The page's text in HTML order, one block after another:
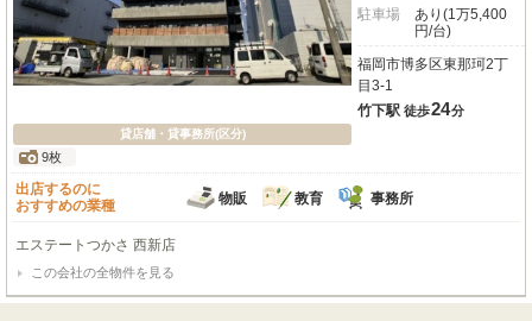
貸店舗・貸事務所(区分)
9枚
駐車場
あり(1万5,400
円/台)
福岡市博多区東那珂2丁
目3-1
竹下駅 徒歩24分
出店するのに
おすすめの業種
物販 教育 事務所
エステートつかさ 西新店
この会社の全物件を見る